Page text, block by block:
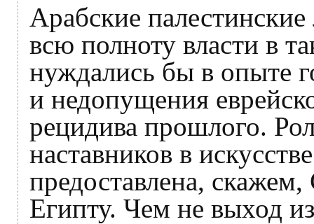
Арабские
всю полноту власти в
нуждались бы в опыте
и недопущения
рецидива прошлого.
наставников в
предоставлена,
Египту. Чем не выход